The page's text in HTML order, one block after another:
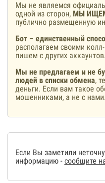
Мы не являемся
одной из сторон, МЫ
публично размещенную
Бот – единственный
располагаем своими
пишем с других аккаунтов.
Мы не предлагаем и не
людей в списки обмена,
деньги. Если вам такое
мошенниками, а не с нами.
Если Вы заметили
информацию - сообщите